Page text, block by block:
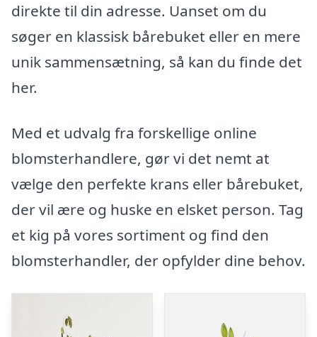
direkte til din adresse. Uanset om du
søger en klassisk bårebuket eller en mere
unik sammensætning, så kan du finde det
her.
Med et udvalg fra forskellige online
blomsterhandlere, gør vi det nemt at
vælge den perfekte krans eller bårebuket,
der vil ære og huske en elsket person. Tag
et kig på vores sortiment og find den
blomsterhandler, der opfylder dine behov.